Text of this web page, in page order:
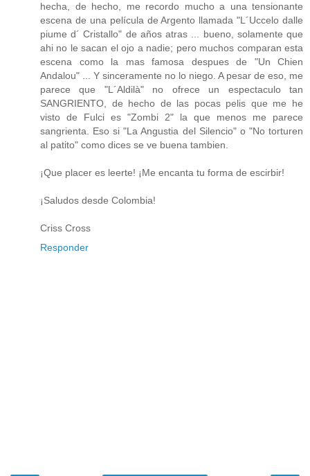
hecha, de hecho, me recordo mucho a una tensionante
escena de una película de Argento llamada "L´Uccelo dalle
piume d´ Cristallo" de años atras ... bueno, solamente que
ahi no le sacan el ojo a nadie; pero muchos comparan esta
escena como la mas famosa despues de "Un Chien
Andalou" ... Y sinceramente no lo niego. A pesar de eso, me
parece que "L´Aldilà" no ofrece un espectaculo tan
SANGRIENTO, de hecho de las pocas pelis que me he
visto de Fulci es "Zombi 2" la que menos me parece
sangrienta. Eso si "La Angustia del Silencio" o "No torturen
al patito" como dices se ve buena tambien.
¡Que placer es leerte! ¡Me encanta tu forma de escirbir!
¡Saludos desde Colombia!
Criss Cross
Responder